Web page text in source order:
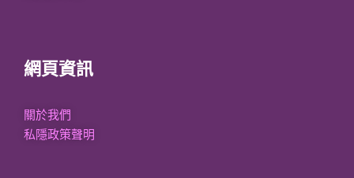
網頁資訊
關於我們
私隱政策聲明